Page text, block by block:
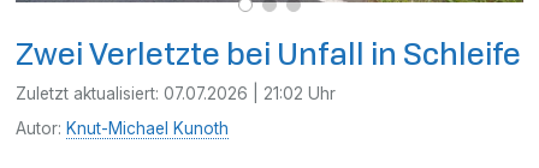
Zwei Verletzte bei Unfall in Schleife
Zuletzt aktualisiert:07.07.2026 | 21:02 Uhr
Autor: Knut-Michael Kunoth